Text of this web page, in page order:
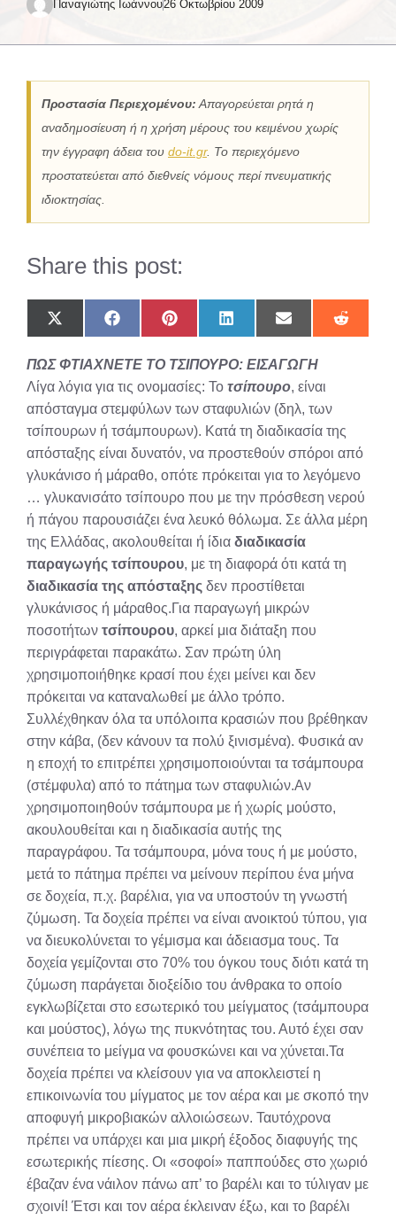
Παναγιώτης Ιωάννου26 Οκτωβρίου 2009
Προστασία Περιεχομένου: Απαγορεύεται ρητά η
αναδημοσίευση ή η χρήση μέρους του κειμένου χωρίς
την έγγραφη άδεια του do-it.gr. Το περιεχόμενο
προστατεύεται από διεθνείς νόμους περί πνευματικής
ιδιοκτησίας.
Share this post:
Share
on
(Twitter)
Share
on
Share
on
Share
on
Share
on
Share
on
ΠΩΣ ΦΤΙΑΧΝΕΤΕ ΤΟ ΤΣΙΠΟΥΡΟ: ΕΙΣΑΓΩΓΗ
Λίγα λόγια για τις ονομασίες: Το τσίπουρο, είναι
απόσταγμα στεμφύλων των σταφυλιών (δηλ, των
τσίπουρων ή τσάμπουρων). Κατά τη διαδικασία της
απόσταξης είναι δυνατόν, να προστεθούν σπόροι από
γλυκάνισο ή μάραθο, οπότε πρόκειται για το λεγόμενο
… γλυκανισάτο τσίπουρο που με την πρόσθεση νερού
ή πάγου παρουσιάζει ένα λευκό θόλωμα. Σε άλλα μέρη
της Ελλάδας, ακολουθείται ή ίδια διαδικασία
παραγωγής τσίπουρου, με τη διαφορά ότι κατά τη
διαδικασία της απόσταξης δεν προστίθεται
γλυκάνισος ή μάραθος.Για παραγωγή μικρών
ποσοτήτων τσίπουρου, αρκεί μια διάταξη που
περιγράφεται παρακάτω. Σαν πρώτη ύλη
χρησιμοποιήθηκε κρασί που έχει μείνει και δεν
πρόκειται να καταναλωθεί με άλλο τρόπο.
Συλλέχθηκαν όλα τα υπόλοιπα κρασιών που βρέθηκαν
στην κάβα, (δεν κάνουν τα πολύ ξινισμένα). Φυσικά αν
η εποχή το επιτρέπει χρησιμοποιούνται τα τσάμπουρα
(στέμφυλα) από το πάτημα των σταφυλιών.Αν
χρησιμοποιηθούν τσάμπουρα με ή χωρίς μούστο,
ακουλουθείται και η διαδικασία αυτής της
παραγράφου. Τα τσάμπουρα, μόνα τους ή με μούστο,
μετά το πάτημα πρέπει να μείνουν περίπου ένα μήνα
σε δοχεία, π.χ. βαρέλια, για να υποστούν τη γνωστή
ζύμωση. Τα δοχεία πρέπει να είναι ανοικτού τύπου, για
να διευκολύνεται το γέμισμα και άδειασμα τους. Τα
δοχεία γεμίζονται στο 70% του όγκου τους διότι κατά τη
ζύμωση παράγεται διοξείδιο του άνθρακα το οποίο
εγκλωβίζεται στο εσωτερικό του μείγματος (τσάμπουρα
και μούστος), λόγω της πυκνότητας του. Αυτό έχει σαν
συνέπεια το μείγμα να φουσκώνει και να χύνεται.Τα
δοχεία πρέπει να κλείσουν για να αποκλειστεί η
επικοινωνία του μίγματος με τον αέρα και με σκοπό την
αποφυγή μικροβιακών αλλοιώσεων. Ταυτόχρονα
πρέπει να υπάρχει και μια μικρή έξοδος διαφυγής της
εσωτερικής πίεσης. Οι «σοφοί» παππούδες στο χωριό
έβαζαν ένα νάιλον πάνω απ’ το βαρέλι και το τύλιγαν με
σχοινί! Έτσι και τον αέρα έκλειναν έξω, και το βαρέλι